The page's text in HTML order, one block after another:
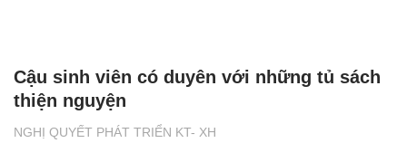
NGHỊ QUYẾT PHÁT TRIỂN KT- XH
Cậu sinh viên có duyên với những tủ sách
thiện nguyện